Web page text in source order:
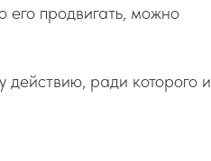
его продвигать, можно
действию, ради которого и